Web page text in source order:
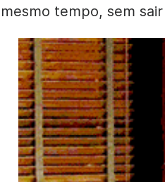
mesmo tempo, sem